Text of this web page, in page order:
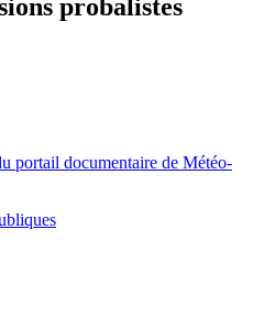
probalistes
portail documentaire de Météo-